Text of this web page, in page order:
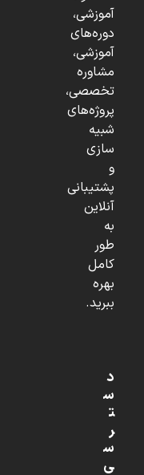
آموزشی،
دوره‌های
آموزشی،
مشاوره
تخصصی،
پروژه‌های
شبیه
سازی
و
پشتیبانی
آنلاین
به
طور
کامل
بهره
ببرید.
د
س
ت
ر
س
ی